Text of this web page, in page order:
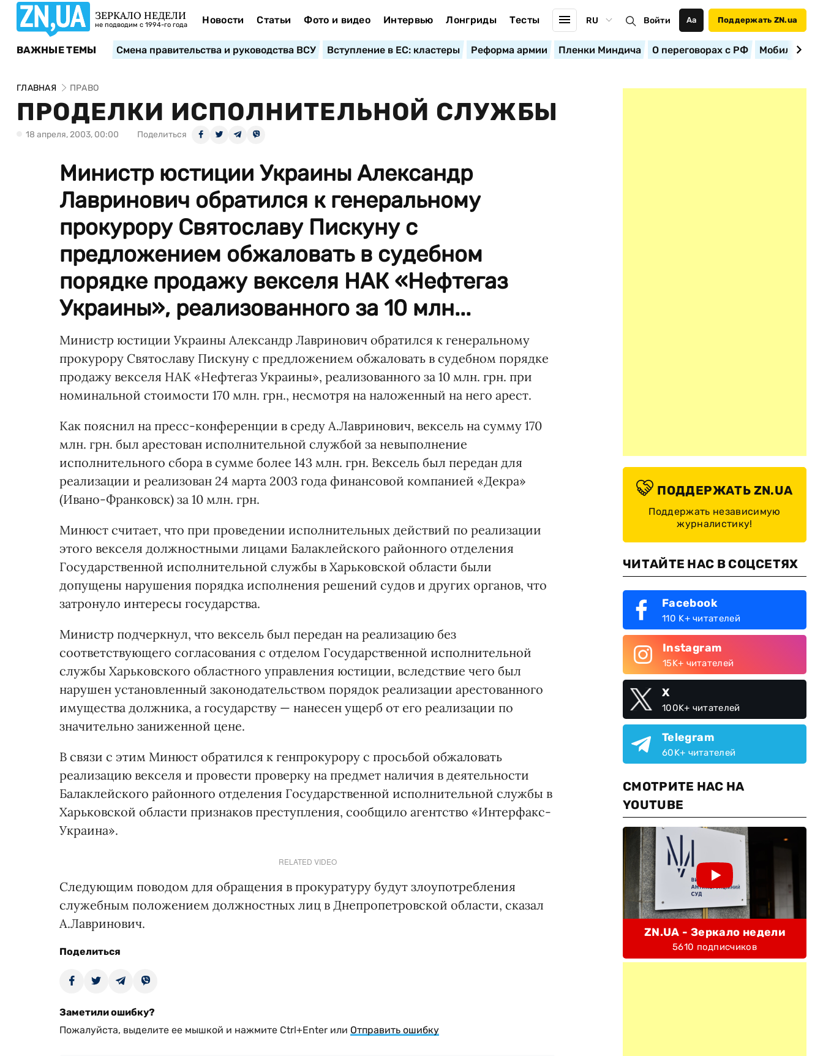
ЗЕРКАЛО НЕДЕЛИ
не подводим с 1994-го года Новости Статьи Фото и видео Интервью Лонгриды Тесты RU Войти Аа Поддержать ZN.ua
ВАЖНЫЕ ТЕМЫ Смена правительства и руководства ВСУ Вступление в ЕС: кластеры Реформа армии Пленки Миндича О переговорах с РФ
ГЛАВНАЯ ПРАВО
ПРОДЕЛКИ ИСПОЛНИТЕЛЬНОЙ СЛУЖБЫ
18 апреля, 2003, 00:00 Поделиться
Министр юстиции Украины Александр
Лавринович обратился к генеральному
прокурору Святославу Пискуну с
предложением обжаловать в судебном
порядке продажу векселя НАК «Нефтегаз
Украины», реализованного за 10 млн...
Министр юстиции Украины Александр Лавринович обратился к генеральному
прокурору Святославу Пискуну с предложением обжаловать в судебном порядке
продажу векселя НАК «Нефтегаз Украины», реализованного за 10 млн. грн. при
номинальной стоимости 170 млн. грн., несмотря на наложенный на него арест.
Как пояснил на пресс-конференции в среду А.Лавринович, вексель на сумму 170
млн. грн. был арестован исполнительной службой за невыполнение
исполнительного сбора в сумме более 143 млн. грн. Вексель был передан для
реализации и реализован 24 марта 2003 года финансовой компанией «Декра»
(Ивано-Франковск) за 10 млн. грн.
Минюст считает, что при проведении исполнительных действий по реализации
этого векселя должностными лицами Балаклейского районного отделения
Государственной исполнительной службы в Харьковской области были
допущены нарушения порядка исполнения решений судов и других органов, что
затронуло интересы государства.
Министр подчеркнул, что вексель был передан на реализацию без
соответствующего согласования с отделом Государственной исполнительной
службы Харьковского областного управления юстиции, вследствие чего был
нарушен установленный законодательством порядок реализации арестованного
имущества должника, а государству — нанесен ущерб от его реализации по
значительно заниженной цене.
В связи с этим Минюст обратился к генпрокурору с просьбой обжаловать
реализацию векселя и провести проверку на предмет наличия в деятельности
Балаклейского районного отделения Государственной исполнительной службы в
Харьковской области признаков преступления, сообщило агентство «Интерфакс-
Украина».
RELATED VIDEO
Следующим поводом для обращения в прокуратуру будут злоупотребления
служебным положением должностных лиц в Днепропетровской области, сказал
А.Лавринович.
Поделиться
Заметили ошибку?
Пожалуйста, выделите ее мышкой и нажмите Ctrl+Enter или Отправить ошибку
ПОДДЕРЖАТЬ ZN.UA
Поддержать независимую
журналистику!
ЧИТАЙТЕ НАС В СОЦСЕТЯХ
Facebook
110 K+ читателей
Instagram
15K+ читателей
X
100K+ читателей
Telegram
60K+ читателей
СМОТРИТЕ НАС НА
YOUTUBE
ZN.UA - Зеркало недели
5610 подписчиков